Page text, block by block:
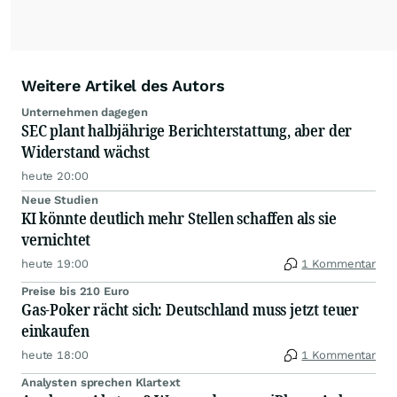
Weitere Artikel des Autors
Unternehmen dagegen
SEC plant halbjährige Berichterstattung, aber der
Widerstand wächst
heute 20:00
Neue Studien
KI könnte deutlich mehr Stellen schaffen als sie
vernichtet
heute 19:00 1 Kommentar
Preise bis 210 Euro
Gas-Poker rächt sich: Deutschland muss jetzt teuer
einkaufen
heute 18:00 1 Kommentar
Analysten sprechen Klartext